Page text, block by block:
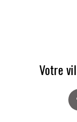
Votre